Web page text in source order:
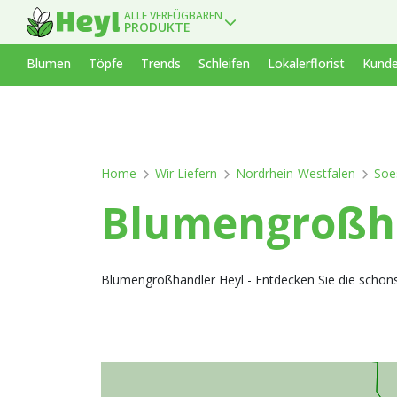
ALLE VERFÜGBAREN
PRODUKTE
Blumen Töpfe Trends Schleifen Lokalerflorist
Home Wir Liefern Nordrhein-Westfalen
Blumengroßhändler Heyl - Entdecken Sie die